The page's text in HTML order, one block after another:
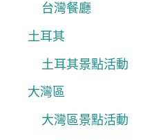
台灣餐廳
土耳其
土耳其景點活動
大灣區
大灣區景點活動